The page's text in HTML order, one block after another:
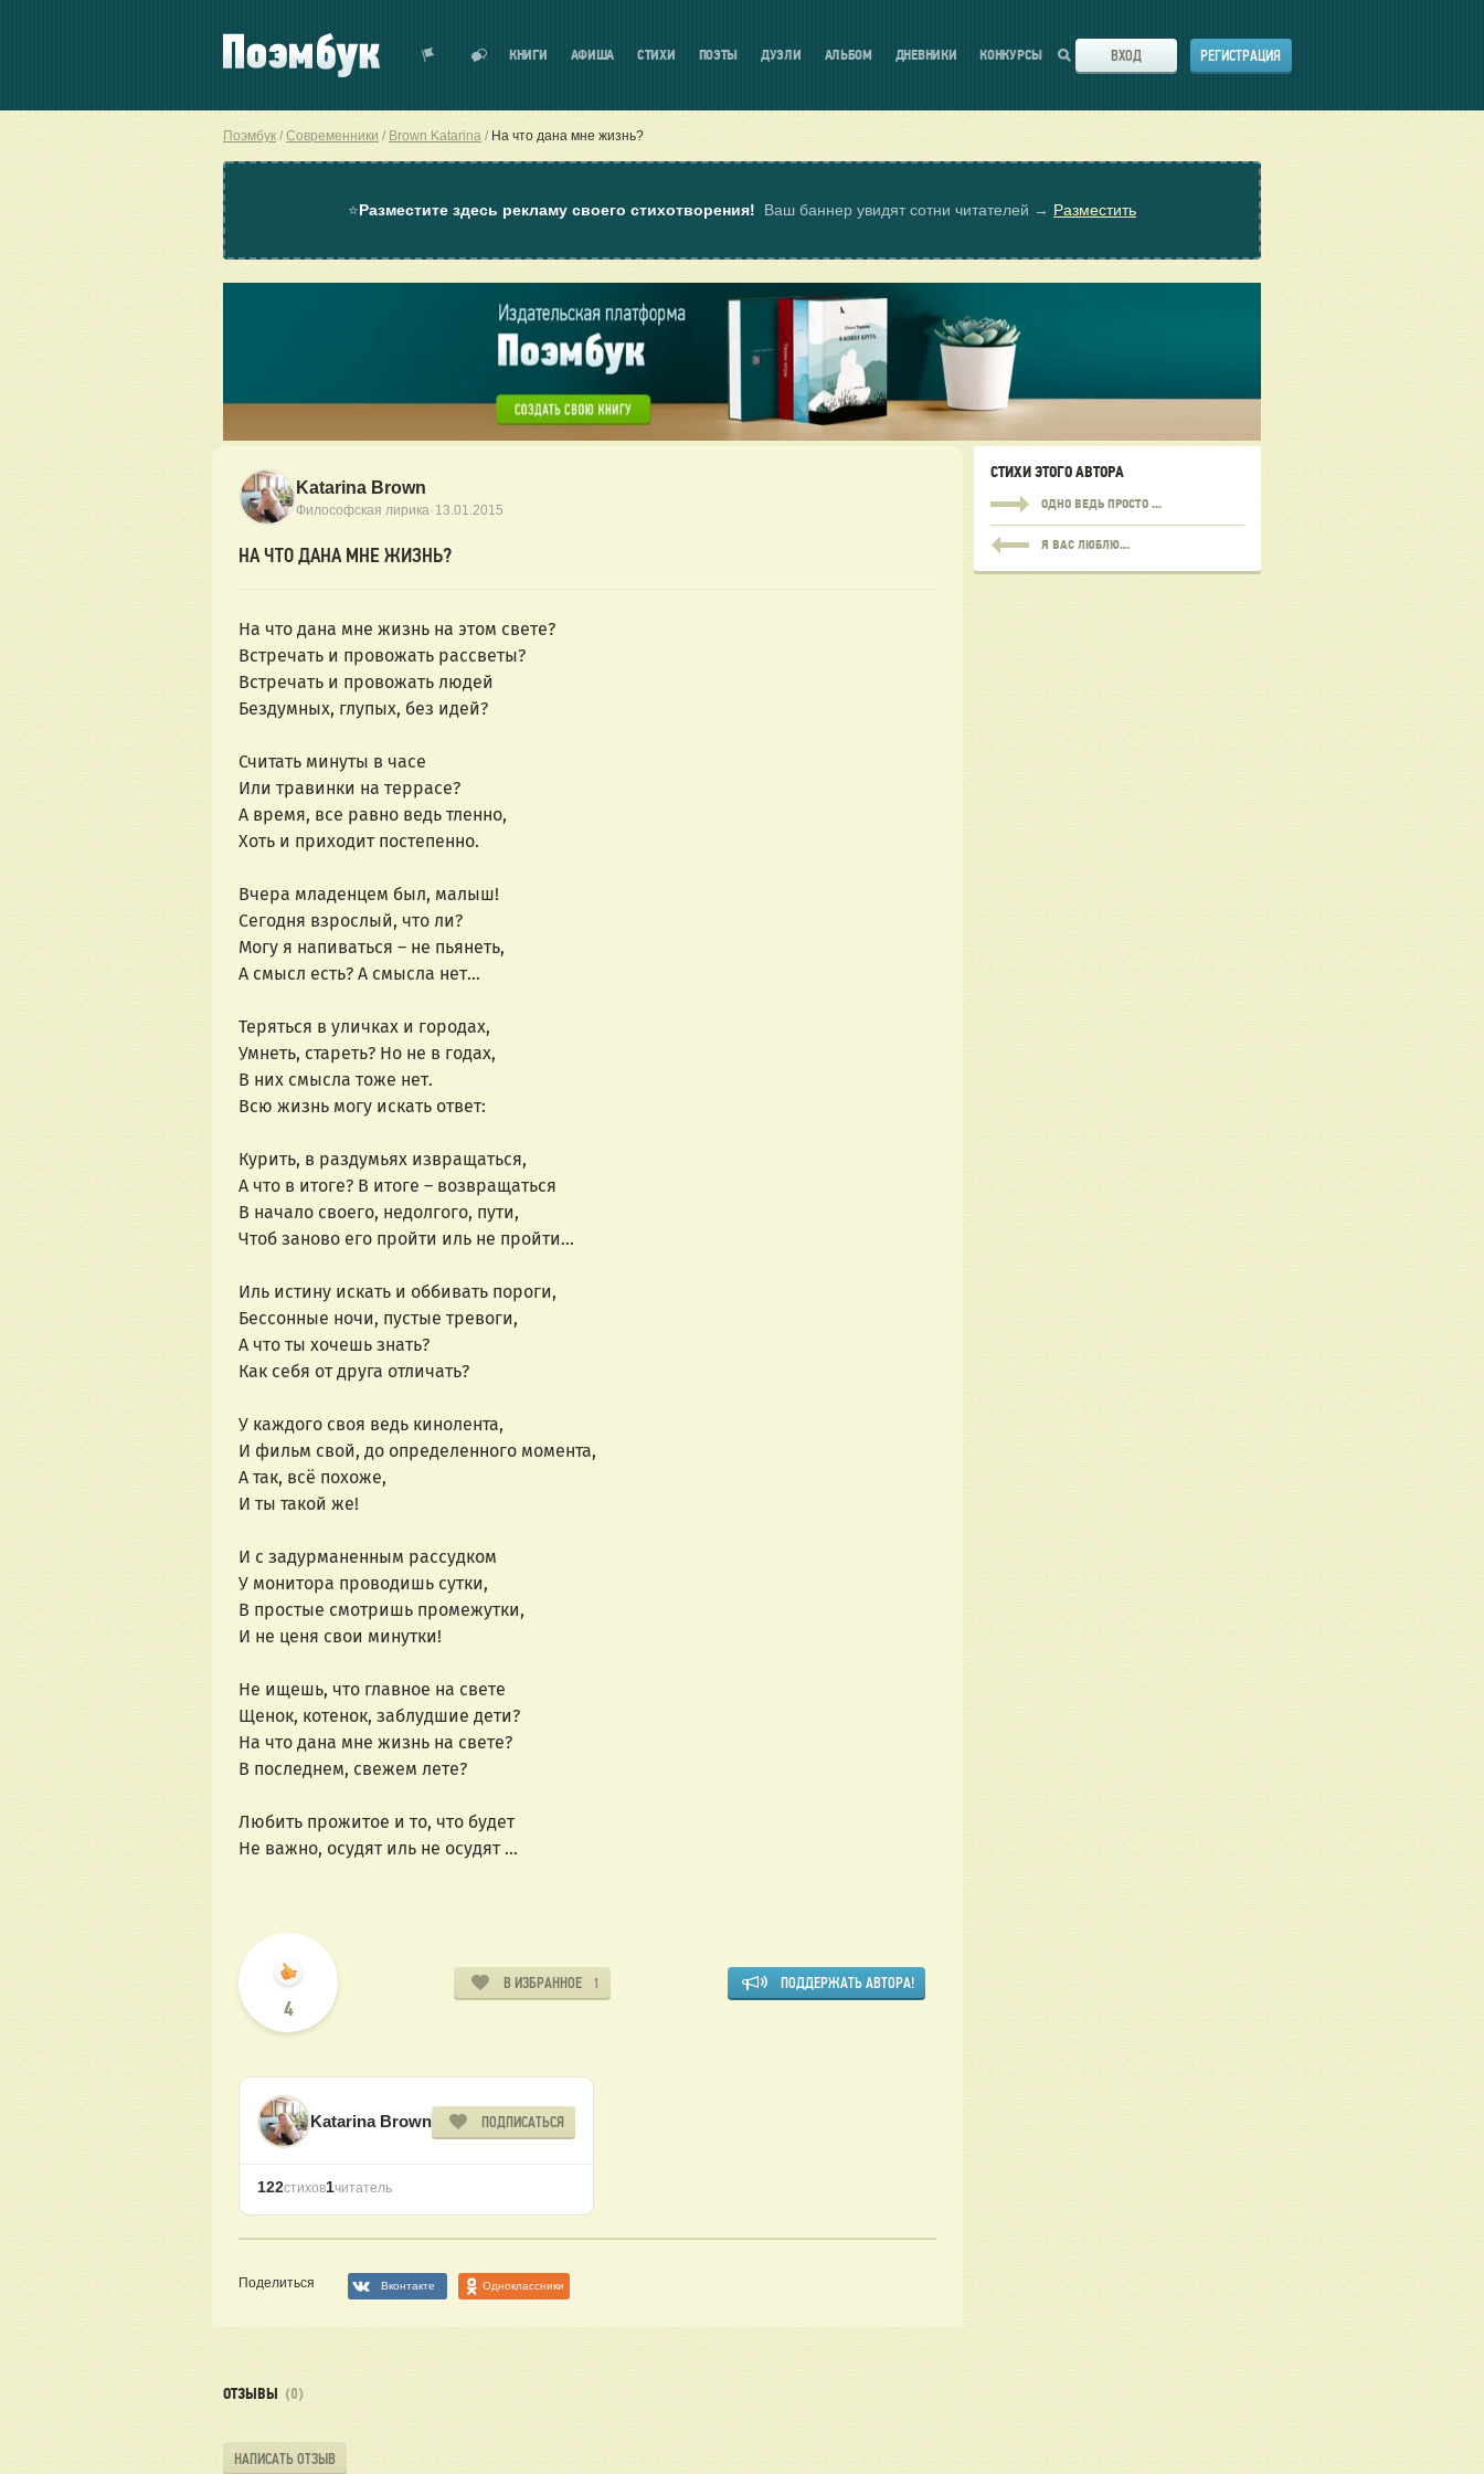
КНИГИ АФИША СТИХИ ПОЭТЫ ДУЭЛИ АЛЬБОМ ДНЕВНИКИ КОНКУРСЫ ВХОД РЕГИСТРАЦИЯ
Поэмбук Современники Brown Katarina На что дана мне жизнь?
⭐Разместите здесь рекламу своего стихотворения! Ваш баннер увидят сотни читателей → Разместить
Katarina Brown
Философская лирика· 13.01.2015
НА ЧТО ДАНА МНЕ ЖИЗНЬ?
На что дана мне жизнь на этом свете?
Встречать и провожать рассветы?
Встречать и провожать людей
Бездумных, глупых, без идей?
Считать минуты в часе
Или травинки на террасе?
А время, все равно ведь тленно,
Хоть и приходит постепенно.
Вчера младенцем был, малыш!
Сегодня взрослый, что ли?
Могу я напиваться – не пьянеть,
А смысл есть? А смысла нет…
Теряться в уличках и городах,
Умнеть, стареть? Но не в годах,
В них смысла тоже нет.
Всю жизнь могу искать ответ:
Курить, в раздумьях извращаться,
А что в итоге? В итоге – возвращаться
В начало своего, недолгого, пути,
Чтоб заново его пройти иль не пройти…
Иль истину искать и оббивать пороги,
Бессонные ночи, пустые тревоги,
А что ты хочешь знать?
Как себя от друга отличать?
У каждого своя ведь кинолента,
И фильм свой, до определенного момента,
А так, всё похоже,
И ты такой же!
И с задурманенным рассудком
У монитора проводишь сутки,
В простые смотришь промежутки,
И не ценя свои минутки!
Не ищешь, что главное на свете
Щенок, котенок, заблудшие дети?
На что дана мне жизнь на свете?
В последнем, свежем лете?
Любить прожитое и то, что будет
Не важно, осудят иль не осудят …
4
В ИЗБРАННОЕ 1 ПОДДЕРЖАТЬ АВТОРА!
Katarina Brown ПОДПИСАТЬСЯ
122стихов1читатель
Поделиться Вконтакте Одноклассники
СТИХИ ЭТОГО АВТОРА
ОДНО ВЕДЬ ПРОСТО ...
Я ВАС ЛЮБЛЮ...
ОТЗЫВЫ (0)
НАПИСАТЬ ОТЗЫВ